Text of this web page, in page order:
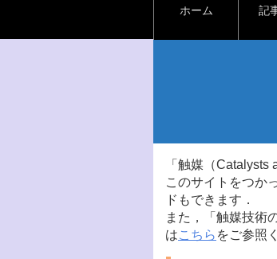
ホーム 記
「触媒（
このサイトをつか
ドもできます．
また，「触媒技術
はこちら をご参照